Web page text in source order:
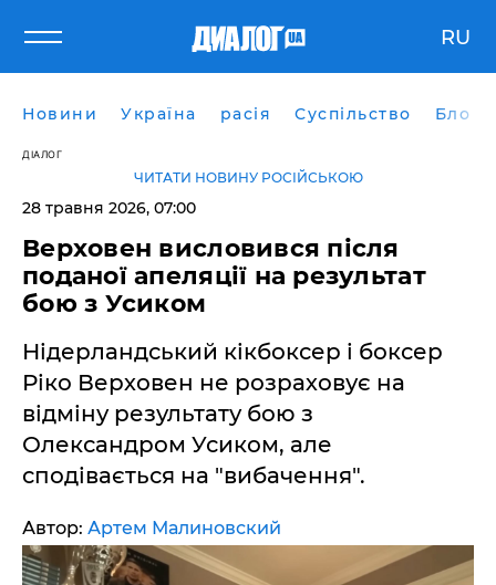
RU
Новини Україна расія Суспільство Блоги
ДІАЛОГ
ЧИТАТИ НОВИНУ РОСІЙСЬКОЮ
28 травня 2026, 07:00
Верховен висловився після
поданої апеляції на результат
бою з Усиком
Нідерландський кікбоксер і боксер
Ріко Верховен не розраховує на
відміну результату бою з
Олександром Усиком, але
сподівається на "вибачення".
Автор: Артем Малиновский